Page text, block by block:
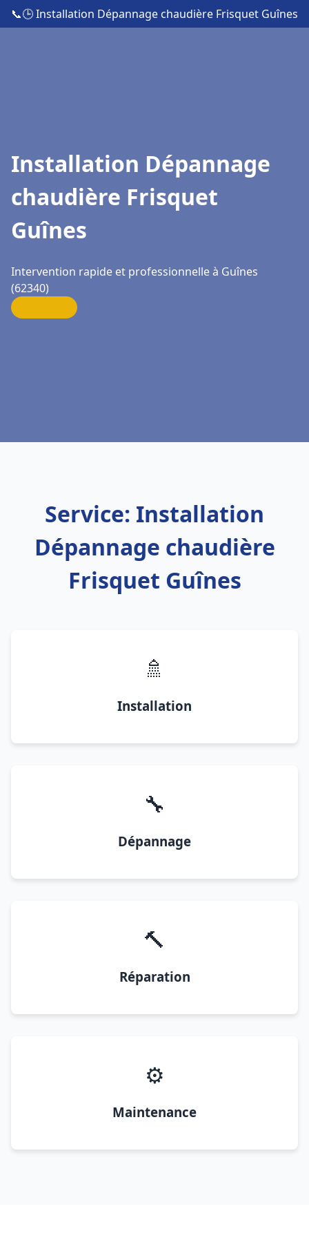
📞🕒 Installation Dépannage chaudière Frisquet Guînes
Installation Dépannage
chaudière Frisquet
Guînes
Intervention rapide et professionnelle à Guînes
(62340)
Service: Installation
Dépannage chaudière
Frisquet Guînes
🚿
Installation
🔧
Dépannage
🔨
Réparation
⚙️
Maintenance